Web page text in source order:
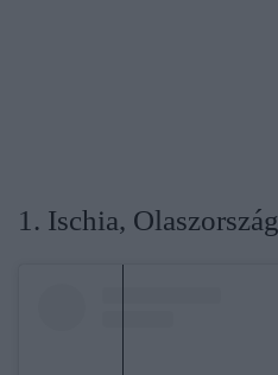
1. Ischia, Olaszország